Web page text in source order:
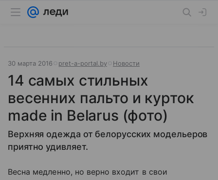
30 марта 2016 pret-a-portal.by Новости
14 самых стильных
весенних пальто и курток
made in Belarus (фото)
Верхняя одежда от белорусских модельеров
приятно удивляет.
Весна медленно, но верно входит в свои